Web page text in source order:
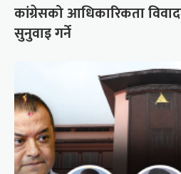
कांग्रेसको आधिकारिकता
सुनुवाइ गर्ने